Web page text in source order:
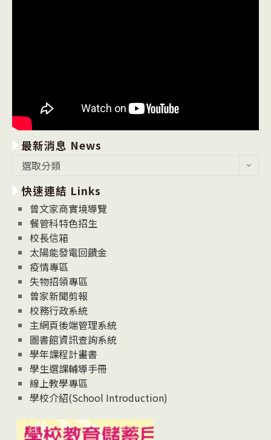
最新消息 News
消
息
News
選取分類
快速連結 Links
曾文家商實境導覽
餐管科特色招生
校長信箱
太陽能發電回饋金
疫情專區
失物招領專區
曾家新聞剪報
校務行政系統
主網頁後端管理系統
圖書館資訊查詢系統
學年課程計畫書
學生選課輔導手冊
線上教學專區
學校介紹(School Introduction)